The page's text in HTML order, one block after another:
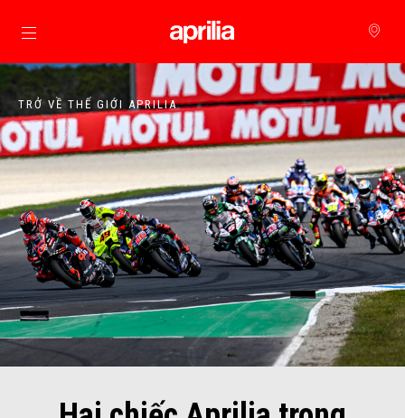
Đi đến bảng tin chính
TRỞ VỀ THẾ GIỚI APRILIA